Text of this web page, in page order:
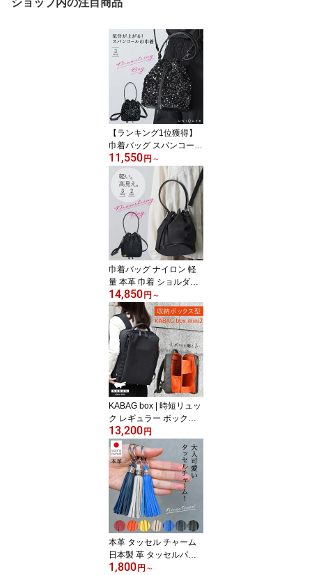
【ランキング1位獲得】
巾着バッグ スパンコール
巾着 ショルダー 斜めが
け 大人 小さめ ショルダ
ーバッグ バケツ型バッグ
ミニバッグ レディース
バッグ キラキラ パーテ
ィーバッグ 結婚式 二次
会 3WAY 肩掛け 軽量 お
しゃれ 送料無料 ユニキ
ュート uniqute uq132
11,550円 ～
巾着バッグ ナイロン 軽
量 本革 巾着 ショルダー
斜めがけ 大人 小さめ 撥
水 ショルダーバッグ ワ
ンショルダー バケツ型バ
ッグ 浴衣 レディース バ
ッグ 肩掛け きれいめ 30
代 40代 50代 2WAY 3WA
Y おしゃれ 高見え シン
プル 人気 送料無料 ユニ
キュート uniqute uq129
14,850円 ～
KABAG box | 時短リュッ
ク レギュラー ボックス
メンズ レディース 観音
開き 自立型 整理整頓 コ
ンパクト A4収納 撥水 軽
量 多機能 時短バッグ 通
勤 通学 旅行 リュックサ
ック バックパック デイ
バッグ カバッグ カバッ
ク box mini 2 送料無料 el
5503a
13,200円
本革 タッセル チャーム
日本製 革 タッセルパー
ツ バッグチャーム キー
1,800円 ～